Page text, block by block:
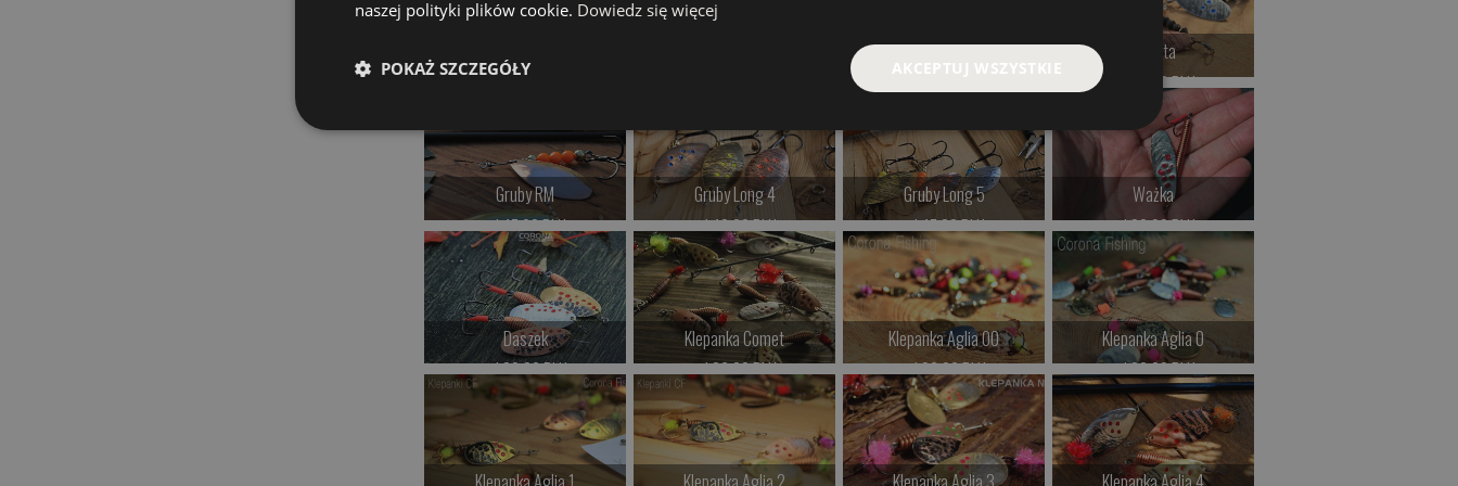
od 36.00 PLN
Kup teraz > Kup teraz >
Alta
od 27.00 PLN
Kup teraz >
Unseta
od 29.00 PLN
Kup teraz >
Gruby RM
od 47.00 PLN
Kup teraz >
Gruby Long 4
od 42.00 PLN
Kup teraz >
Gruby Long 5
od 47.00 PLN
Kup teraz >
Ważka
od 29.00 PLN
Kup teraz >
Daszek
od 32.00 PLN
Kup teraz >
Klepanka Comet
od 26.00 PLN
Kup teraz >
Klepanka Aglia 00
od 26.00 PLN
Kup teraz >
Klepanka Aglia 0
od 26.00 PLN
Kup teraz >
naszej polityki plików cookie. Dowiedz się więcej
AKCEPTUJ WSZYSTKIE
POKAŻ SZCZEGÓŁY